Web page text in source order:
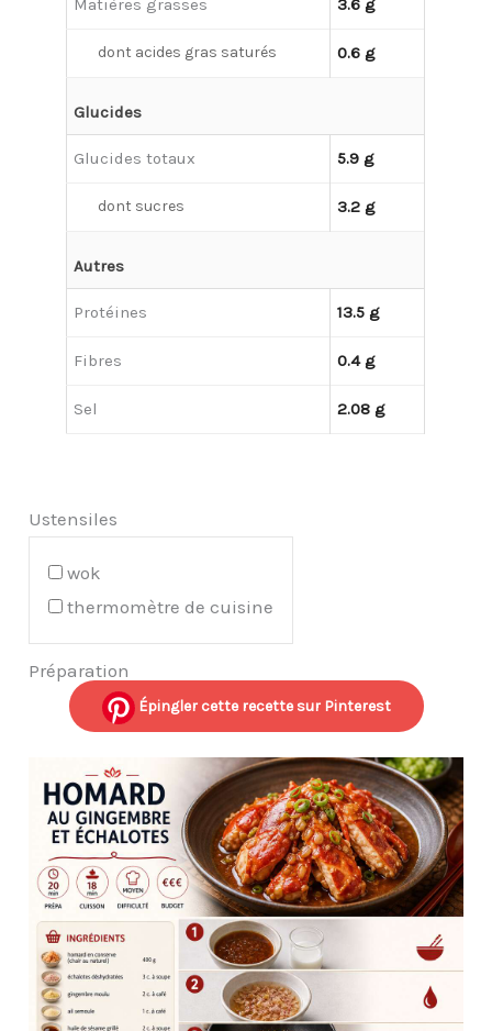
Matières grasses 3.6 g
dont acides gras saturés 0.6 g
Glucides
Glucides totaux 5.9 g
dont sucres 3.2 g
Autres
Protéines 13.5 g
Fibres 0.4 g
Sel 2.08 g
Ustensiles
wok
thermomètre de cuisine
Préparation
Épingler cette recette sur Pinterest